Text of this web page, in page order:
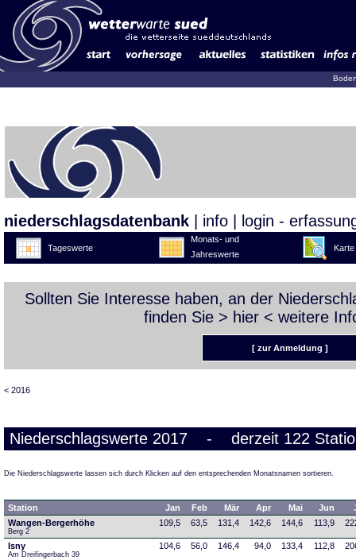
niederschlagsdatenbank info login -
Tageswerte
Monats- und
Jahreswerte
Karte
Sollten Sie Interesse haben, an der
finden Sie > hier < weitere
[ zur Anmeldung ]
< 2016
Niederschlagswerte 2017 - derzeit 122
Die Niederschlagswerte lassen sich durch Klicken auf den entsprechenden Monatsnamen sortieren.
Station Jan Feb Mär Apr Mai Jun
Wangen-Bergerhöhe
Berg 2
109,5 63,5 131,4 142,6 144,6 113,9
Isny
Am Dreifingerbach 39
104,6 56,0 146,4 94,0 133,4 112,8